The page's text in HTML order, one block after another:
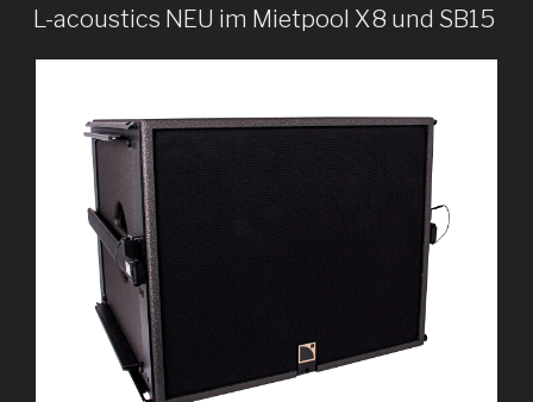
AM
L-acoustics NEU im Mietpool X8 und SB15